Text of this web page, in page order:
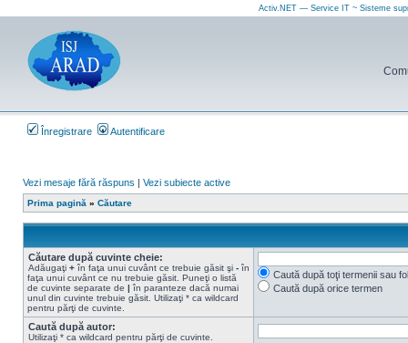
Activ.NET — Service IT ~ Sisteme
Înregistrare Autentificare
Vezi mesaje fără răspuns | Vezi subiecte active
Prima pagină » Căutare
Căutare după cuvinte cheie:
Adăugaţi + în faţa unui cuvânt ce trebuie găsit şi - în
faţa unui cuvânt ce nu trebuie găsit. Puneţi o listă
de cuvinte separate de | în paranteze dacă numai
unul din cuvinte trebuie găsit. Utilizaţi * ca wildcard
pentru părţi de cuvinte.
Caută după toţi termenii sau
Caută după orice termen
Caută după autor:
Utilizaţi * ca wildcard pentru părţi de cuvinte.